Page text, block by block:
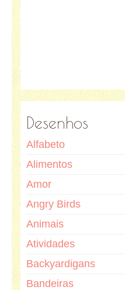
Desenhos
Alfabeto
Alimentos
Amor
Angry Birds
Animais
Atividades
Backyardigans
Bandeiras